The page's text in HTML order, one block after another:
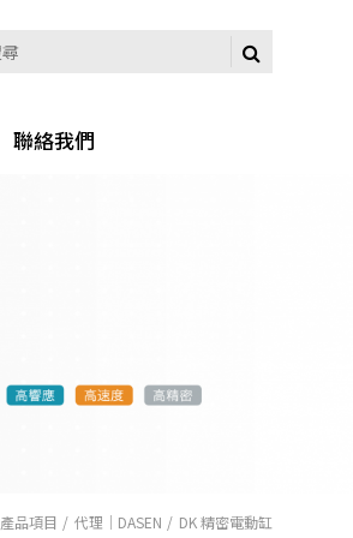
聯絡我們
產品項目 代理｜DASEN DK 精密電動缸